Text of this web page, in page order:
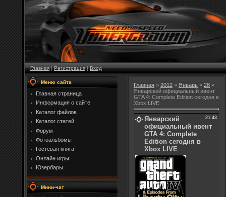
Главная|Регистрация|Вход
Меню сайта
Главная страница
Информация о сайте
Каталог файлов
Каталог статей
Форум
Фотоальбомы
Гостевая книга
Онлайн игры
Юзербары
Мини-чат
Главная » 2012 » Январь » 28 »
Январский официальный ивент
GTA 4: Complete Edition сегодня в
Xbox LIVE
21:43
Январский
официальный ивент
GTA 4: Complete
Edition сегодня в
Xbox LIVE